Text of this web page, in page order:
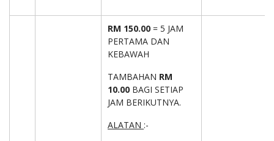
RM 150.00 = 5 JAM
PERTAMA DAN
KEBAWAH
TAMBAHAN RM
10.00 BAGI SETIAP
JAM BERIKUTNYA.
ALATAN :-